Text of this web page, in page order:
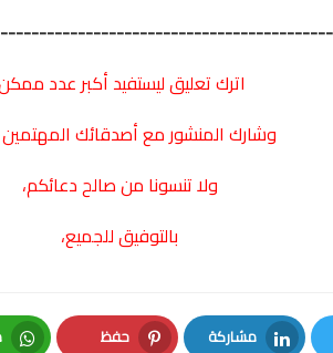
اترك تعليق ليستفيد أكبر عدد
وشارك المنشور مع أصدقائك المهتمين
ولا تنسونا من صالح دعائكم،
بالتوفيق للجميع،
مشاركة حفظ